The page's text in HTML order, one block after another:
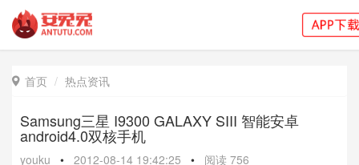
 首页 热点资讯
Samsung三星 I9300 GALAXY SIII 智能安卓
android4.0双核手机
youku • 2012-08-14 19:42:25 • 阅读 756